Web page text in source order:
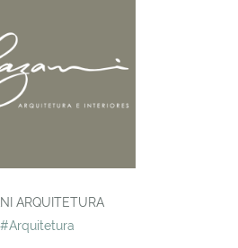
ARQUITETURA
#Arquitetura